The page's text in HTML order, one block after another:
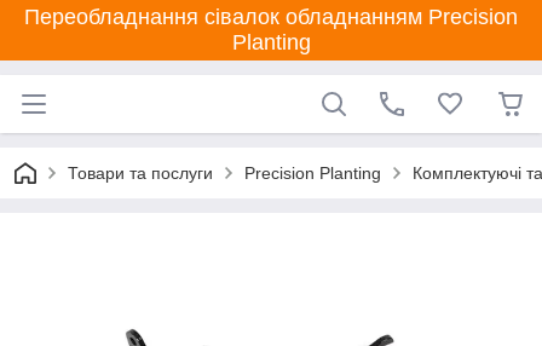
Переобладнання сівалок обладнанням Precision
Planting
Товари та послуги Precision Planting Комплектуючі